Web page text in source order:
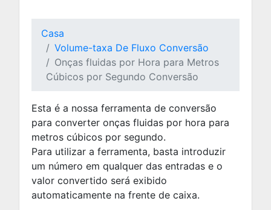
Casa
Volume-taxa De Fluxo Conversão
Onças fluidas por Hora para Metros
Cúbicos por Segundo Conversão
Esta é a nossa ferramenta de conversão
para converter onças fluidas por hora para
metros cúbicos por segundo.
Para utilizar a ferramenta, basta introduzir
um número em qualquer das entradas e o
valor convertido será exibido
automaticamente na frente de caixa.